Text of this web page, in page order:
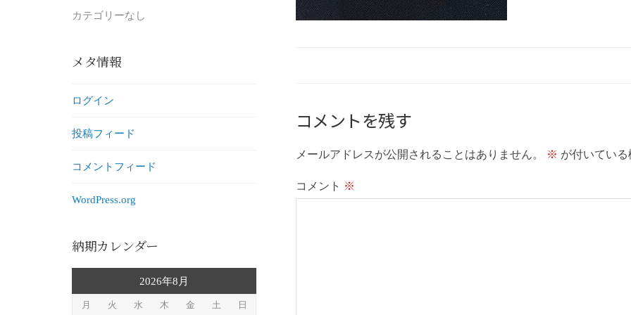
コメントを残す
メールアドレスが公開されることはありません。 ※ が付いてい
コメント ※
カテゴリーなし
メタ情報
ログイン
投稿フィード
コメントフィード
WordPress.org
納期カレンダー
2026年8月
月 火 水 木 金 土
日